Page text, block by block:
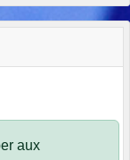
aux